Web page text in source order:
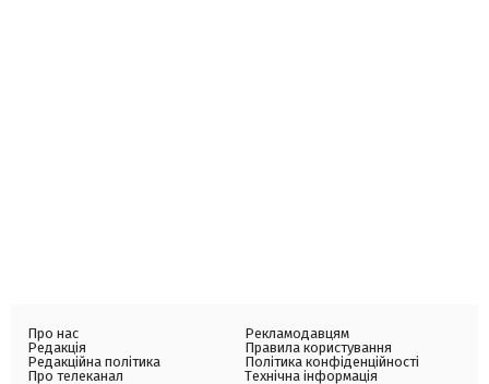
Про нас
Редакція
Редакційна політика
Про телеканал
Рекламодавцям
Правила користування
Політика конфіденційності
Технічна інформація